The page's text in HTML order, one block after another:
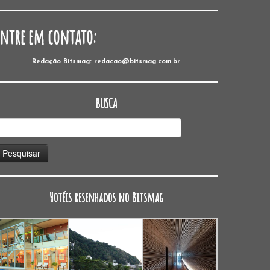
em contato:
Redação Bitsmag: redacao@bitsmag.com.br
BUSCA
Hotéis resenhados no Bitsmag